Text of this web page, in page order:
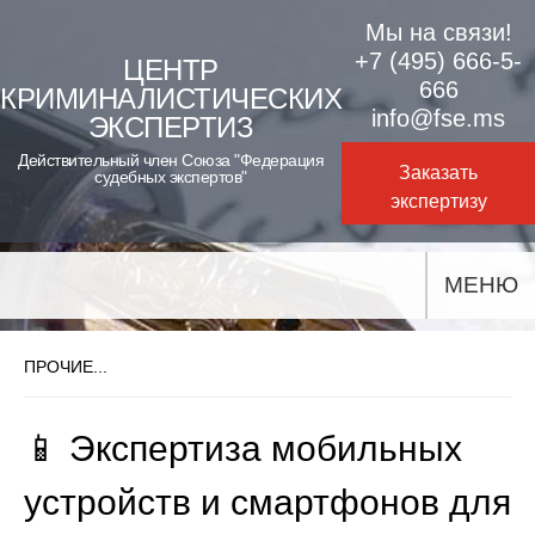
content
ЦЕНТР
КРИМИНАЛИСТИЧЕСКИХ
ЭКСПЕРТИЗ
Действительный член Союза "Федерация
судебных экспертов"
Мы на связи!
+7 (495) 666-5-
666
info@fse.ms
Заказать
экспертизу
МЕНЮ
ПРОЧИЕ...
📱 Экспертиза мобильных
устройств и смартфонов для